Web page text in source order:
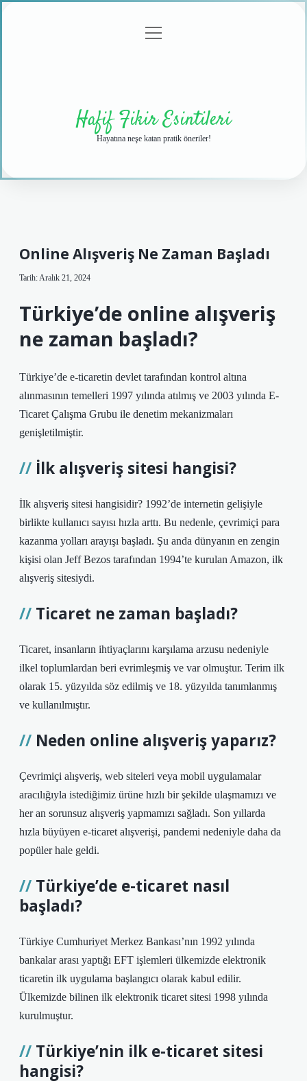
menüyü
Hafif Fikir Esintileri
Hayatına neşe katan pratik öneriler!
Online Alışveriş Ne Zaman Başladı
Tarih: Aralık 21, 2024
Türkiye’de online alışveriş
ne zaman başladı?
Türkiye’de e-ticaretin devlet tarafından kontrol altına
alınmasının temelleri 1997 yılında atılmış ve 2003 yılında E-
Ticaret Çalışma Grubu ile denetim mekanizmaları
genişletilmiştir.
İlk alışveriş sitesi hangisi?
İlk alışveriş sitesi hangisidir? 1992’de internetin gelişiyle
birlikte kullanıcı sayısı hızla arttı. Bu nedenle, çevrimiçi para
kazanma yolları arayışı başladı. Şu anda dünyanın en zengin
kişisi olan Jeff Bezos tarafından 1994’te kurulan Amazon, ilk
alışveriş sitesiydi.
Ticaret ne zaman başladı?
Ticaret, insanların ihtiyaçlarını karşılama arzusu nedeniyle
ilkel toplumlardan beri evrimleşmiş ve var olmuştur. Terim ilk
olarak 15. yüzyılda söz edilmiş ve 18. yüzyılda tanımlanmış
ve kullanılmıştır.
Neden online alışveriş yaparız?
​Çevrimiçi alışveriş, web siteleri veya mobil uygulamalar
aracılığıyla istediğimiz ürüne hızlı bir şekilde ulaşmamızı ve
her an sorunsuz alışveriş yapmamızı sağladı. Son yıllarda
hızla büyüyen e-ticaret alışverişi, pandemi nedeniyle daha da
popüler hale geldi.
Türkiye’de e-ticaret nasıl
başladı?
Türkiye Cumhuriyet Merkez Bankası’nın 1992 yılında
bankalar arası yaptığı EFT işlemleri ülkemizde elektronik
ticaretin ilk uygulama başlangıcı olarak kabul edilir.
Ülkemizde bilinen ilk elektronik ticaret sitesi 1998 yılında
kurulmuştur.
Türkiye’nin ilk e-ticaret sitesi
hangisi?